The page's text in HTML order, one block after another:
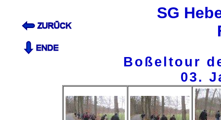
SG
Boßeltour
03.